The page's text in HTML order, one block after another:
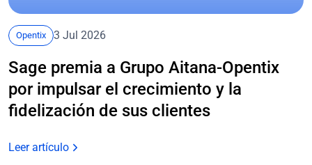
Opentix 3 Jul 2026
Sage premia a Grupo Aitana-Opentix
por impulsar el crecimiento y la
fidelización de sus clientes
Leer artículo